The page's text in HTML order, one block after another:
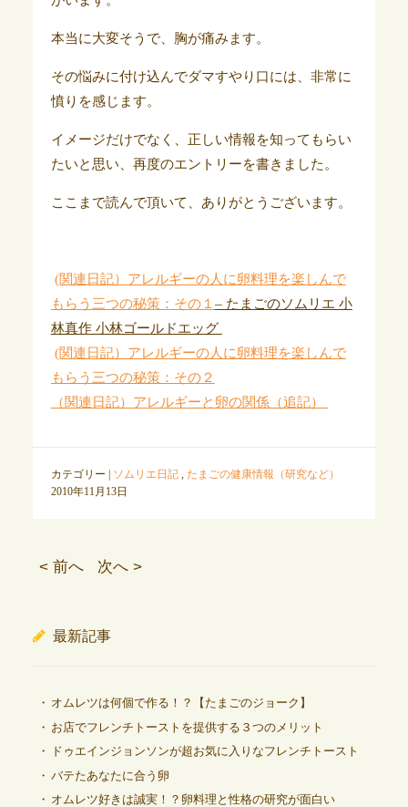
本当に大変そうで、胸が痛みます。
その悩みに付け込んでダマすやり口には、非常に
憤りを感じます。
イメージだけでなく、正しい情報を知ってもらい
たいと思い、再度のエントリーを書きました。
ここまで読んで頂いて、ありがとうございます。
(関連日記）アレルギーの人に卵料理を楽しんで
もらう三つの秘策：その１ – たまごのソムリエ 小
林真作 小林ゴールドエッグ
(関連日記）アレルギーの人に卵料理を楽しんで
もらう三つの秘策：その２
（関連日記）アレルギーと卵の関係（追記）
カテゴリー | ソムリエ日記, たまごの健康情報（研究など）
2010年11月13日
< 前へ 次へ >
最新記事
オムレツは何個で作る！？【たまごのジョーク】
お店でフレンチトーストを提供する３つのメリット
ドゥエインジョンソンが超お気に入りなフレンチトースト
バテたあなたに合う卵
オムレツ好きは誠実！？卵料理と性格の研究が面白い